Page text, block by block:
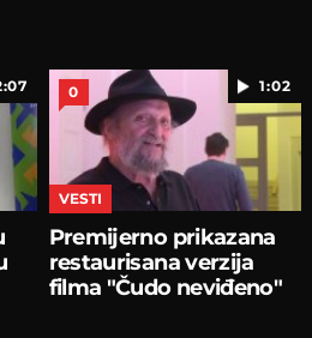
1:02
0
VESTI
Premijerno prikazana
restaurisana verzija
filma "Čudo neviđeno"